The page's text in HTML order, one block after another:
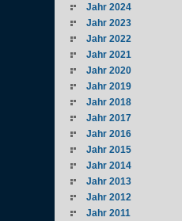
Jahr 2024
Jahr 2023
Jahr 2022
Jahr 2021
Jahr 2020
Jahr 2019
Jahr 2018
Jahr 2017
Jahr 2016
Jahr 2015
Jahr 2014
Jahr 2013
Jahr 2012
Jahr 2011